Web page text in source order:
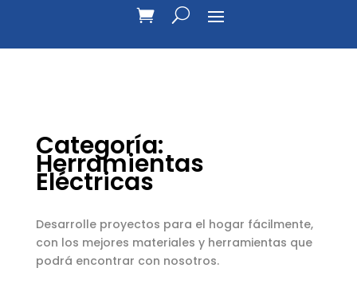
Categoría:
Herramientas
Eléctricas
Desarrolle proyectos para el hogar fácilmente,
con los mejores materiales y herramientas que
podrá encontrar con nosotros.